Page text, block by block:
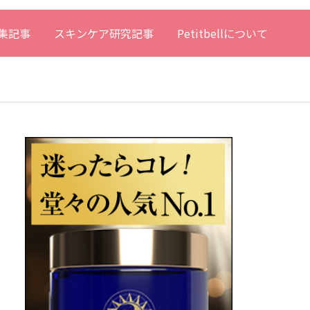
記事 スキンケア研究記事 Petitbellについて